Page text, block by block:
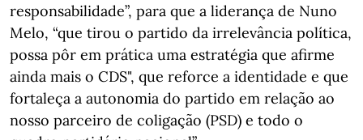
responsabilidade”, para que a liderança de Nuno
Melo, “que tirou o partido da irrelevância política,
possa pôr em prática uma estratégia que afirme
ainda mais o CDS", que reforce a identidade e que
fortaleça a autonomia do partido em relação ao
nosso parceiro de coligação (PSD) e todo o